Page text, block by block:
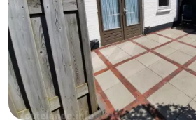
Langstraat
Webcam
Plage
Passer
la
nuit
Appartements
-